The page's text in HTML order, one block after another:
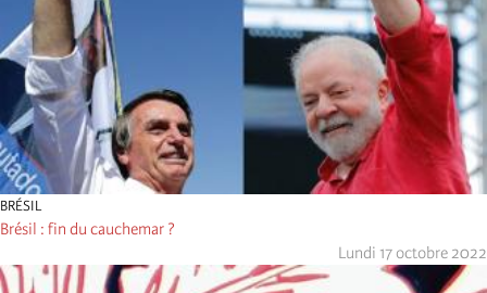
BRÉSIL
Brésil : fin du cauchemar ?
Lundi 17 octobre 2022